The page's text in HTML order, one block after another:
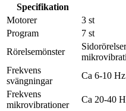
Specifikation
Motorer
3 st
Program
7 st
Rörelsemönster
Frekvens
svängningar
Ca 6-10 Hz
Frekvens
mikrovibrationer
Ca 20-40